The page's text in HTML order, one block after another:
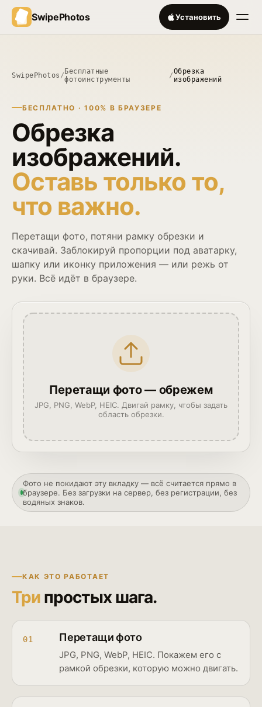
SwipePhotos Установить
SwipePhotos / Бесплатные
фотоинструменты
/Обрезка
изображений
БЕСПЛАТНО · 100% В БРАУЗЕРЕ
Обрезка
изображений.
Оставь только то,
что важно.
Перетащи фото, потяни рамку обрезки и
скачивай. Заблокируй пропорции под аватарку,
шапку или иконку приложения — или режь от
руки. Всё идёт в браузере.
Перетащи фото — обрежем
JPG, PNG, WebP, HEIC. Двигай рамку, чтобы задать
область обрезки.
Фото не покидают эту вкладку — всё считается прямо в
браузере. Без загрузки на сервер, без регистрации, без
водяных знаков.
КАК ЭТО РАБОТАЕТ
Три простых шага.
01 Перетащи фото
JPG, PNG, WebP, HEIC. Покажем его с
рамкой обрезки, которую можно двигать.